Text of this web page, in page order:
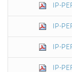
IP-
IP-
IP-
IP-